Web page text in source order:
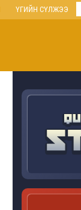
ҮГИЙН СҮЛЖЭЭ